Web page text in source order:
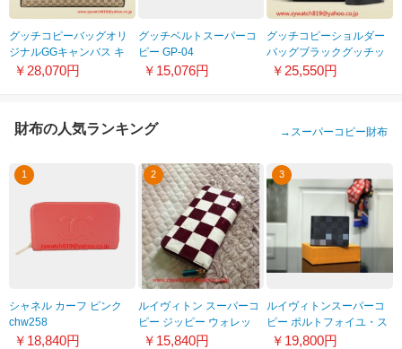
グッチコピーバッグオリ
ジナルGGキャンバス キ
ャリーオン ダッフルバッ
￥28,070円
グッチベルトスーパーコ
ピー GP-04
￥15,076円
グッチコピーショルダー
バッグブラックグッチッ
シマレザー48 BNX1G
￥25,550円
財布の人気ランキング → スーパーコピー財布
1
シャネル カーフ ピンク
chw258
￥18,840円
2
ルイヴィトン スーパーコ
ピー ジッピー ウォレッ
ト ダミエ モザイク 長財
￥15,840円
3
ルイヴィトンスーパーコ
ピー ポルトフォイユ・ス
レンダー N60181 二つ折
￥19,800円